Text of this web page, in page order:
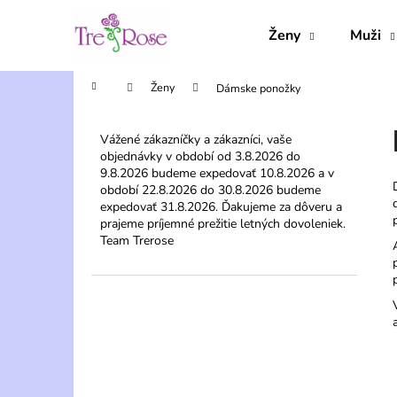
Ženy Muži
Domov Ženy Dámske ponožky
Vážené zákazníčky a zákazníci, vaše
objednávky v období od 3.8.2026 do
9.8.2026 budeme expedovať 10.8.2026 a v
období 22.8.2026 do 30.8.2026 budeme
expedovať 31.8.2026. Ďakujeme za dôveru a
prajeme príjemné prežitie letných dovoleniek.
Team Trerose
Späť
do
Späť
do